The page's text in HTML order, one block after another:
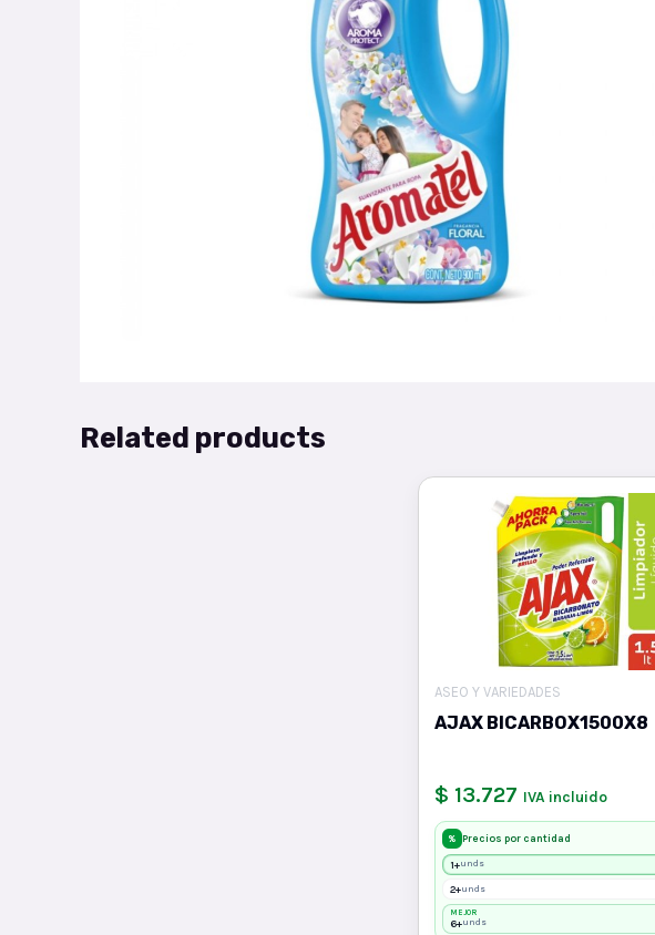
Related products
ASEO Y VARIEDADES
AJAX BICARBOX1500X8
$ 13.727 IVA incluido
% Precios por cantidad
1+unds
2+unds
MEJOR
6+unds